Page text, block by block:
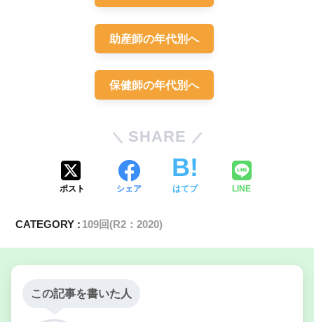
助産師の年代別へ
保健師の年代別へ
SHARE
ポスト シェア はてブ LINE
CATEGORY : 109回(R2：2020)
この記事を書いた人